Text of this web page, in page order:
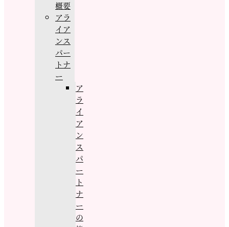
概要
アラ
イア
ンス
パー
トナ
ー
ア
ラ
イ
ア
ン
ス
パ
ー
ト
ナ
ー
の